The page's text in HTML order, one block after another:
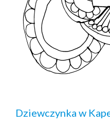
Dziewczynka w